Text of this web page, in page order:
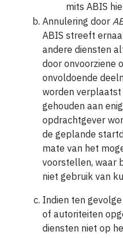
mits ABIS
Annulering door
ABIS streeft
andere diensten
door onvoorziene
onvoldoende
worden verplaatst
gehouden aan
opdrachtgever
de geplande
mate van het
voorstellen, waar
niet gebruik van
Indien ten
of autoriteiten
diensten niet op